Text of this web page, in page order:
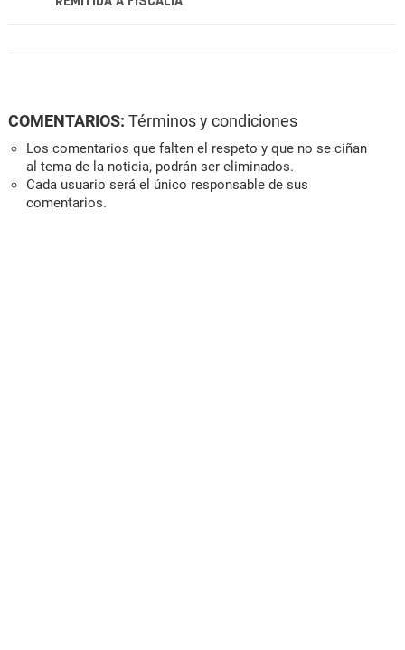
COMENTARIOS: Términos y condiciones
Los comentarios que falten el respeto y que no se ciñan
al tema de la noticia, podrán ser eliminados.
Cada usuario será el único responsable de sus
comentarios.